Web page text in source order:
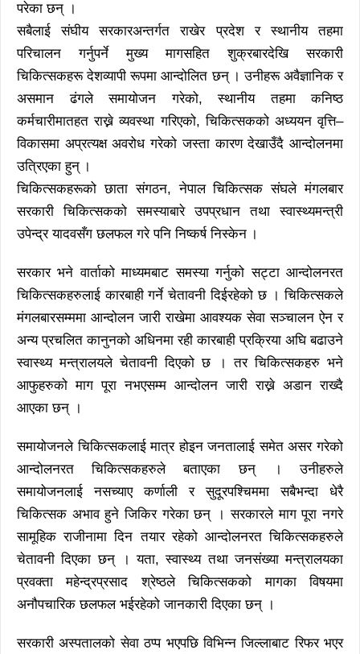
परेका छन् ।
सबैलाई संघीय सरकारअन्तर्गत राखेर प्रदेश र स्थानीय तहमा
परिचालन गर्नुपर्ने मुख्य मागसहित शुक्रबारदेखि सरकारी
चिकित्सकहरू देशव्यापी रूपमा आन्दोलित छन् । उनीहरू अवैज्ञानिक र
असमान ढंगले समायोजन गरेको, स्थानीय तहमा कनिष्ठ
कर्मचारीमातहत राख्ने व्यवस्था गरिएको, चिकित्सकको अध्ययन वृत्ति–
विकासमा अप्रत्यक्ष अवरोध गरेको जस्ता कारण देखाउँदै आन्दोलनमा
उत्रिएका हुन् ।
चिकित्सकहरूको छाता संगठन, नेपाल चिकित्सक संघले मंगलबार
सरकारी चिकित्सकको समस्याबारे उपप्रधान तथा स्वास्थ्यमन्त्री
उपेन्द्र यादवसँग छलफल गरे पनि निष्कर्ष निस्केन ।
सरकार भने वार्ताको माध्यमबाट समस्या गर्नुको सट्टा आन्दोलनरत
चिकित्सकहरुलाई कारबाही गर्ने चेतावनी दिईरहेको छ । चिकित्सकले
मंगलबारसम्ममा आन्दोलन जारी राखेमा आवश्यक सेवा सञ्चालन ऐन र
अन्य प्रचलित कानुनको अधिनमा रही कारबाही प्रक्रिया अघि बढाउने
स्वास्थ्य मन्त्रालयले चेतावनी दिएको छ । तर चिकित्सकहरु भने
आफुहरुको माग पूरा नभएसम्म आन्दोलन जारी राख्ने अडान राख्दै
आएका छन् ।
समायोजनले चिकित्सकलाई मात्र होइन जनतालाई समेत असर गरेको
आन्दोलनरत चिकित्सकहरुले बताएका छन् । उनीहरुले
समायोजनलाई नसच्याए कर्णाली र सुदूरपश्चिममा सबैभन्दा धेरै
चिकित्सक अभाव हुने जिकिर गरेका छन् । सरकारले माग पूरा नगरे
सामूहिक राजीनामा दिन तयार रहेको आन्दोलनरत चिकित्सकहरुले
चेतावनी दिएका छन् । यता, स्वास्थ्य तथा जनसंख्या मन्त्रालयका
प्रवक्ता महेन्द्रप्रसाद श्रेष्ठले चिकित्सकको मागका विषयमा
अनौपचारिक छलफल भईरहेको जानकारी दिएका छन् ।
सरकारी अस्पतालको सेवा ठप्प भएपछि विभिन्न जिल्लाबाट रिफर भएर